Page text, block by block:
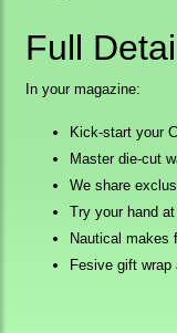
Full
In your magazine:
Kick-start your
Master die-cut
We share
Try your hand
Nautical makes
Fesive gift